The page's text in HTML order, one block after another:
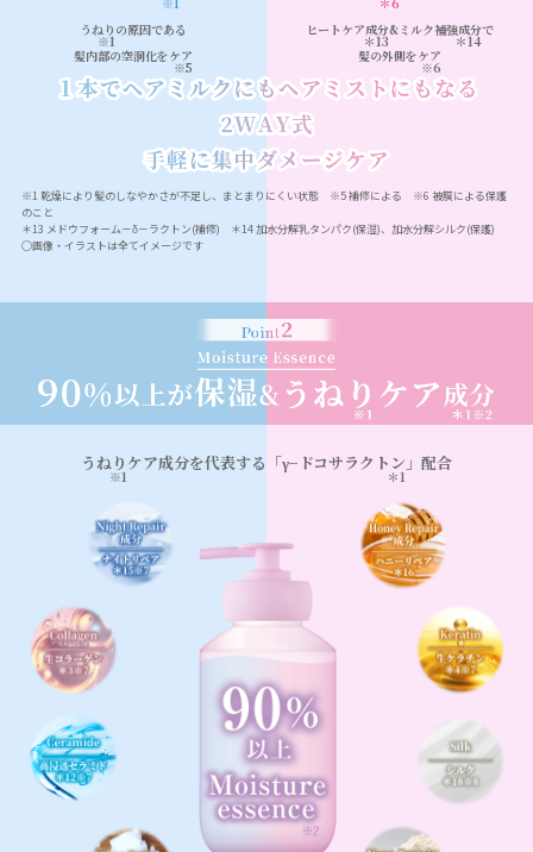
うねり
※1
の原因である
髪内部の空洞化をケア
※5
ヒートケア成分
＊13
& ミルク補強成分
＊14
で
髪の外側をケア
※6
※1 乾燥により髪のしなやかさが不足し、まとまりにくい状態 ※5 補修による ※6 被膜による保護
のこと
＊13 メドウフォーム－δ－ラクトン(補修) ＊14 加水分解乳タンパク(保湿)、加水分解シルク(保護)
◯画像・イラストは全てイメージです
うねり
※1
ケア成分を代表する「γ−ドコサラクトン
＊1
」配合